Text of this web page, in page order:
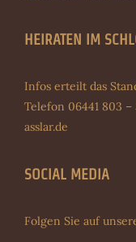
HEIRATEN IM
Infos erteilt das
Telefon 06441 803
asslar.de
SOCIAL MEDIA
Folgen Sie auf